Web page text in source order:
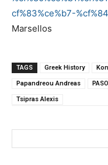
cf%83%ce%b7-
Marsellos
TAGS Greek History
Papandreou Andreas
Tsipras Alexis